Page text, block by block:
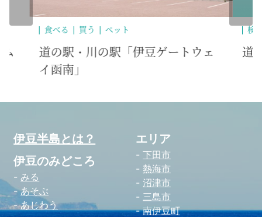
検索対象外 ペット
道の駅 伊豆ゲートウェイ函南
買
伊
伊豆半島とは？
伊豆のみどころ
みる
あそぶ
あじわう
エリア
下田市
熱海市
沼津市
三島市
南伊豆町